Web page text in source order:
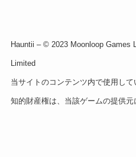
Hauntii – © 2023 Moonloop Games
Limited
当サイトのコンテンツ内で使用し
知的財産権は、当該ゲームの提供元